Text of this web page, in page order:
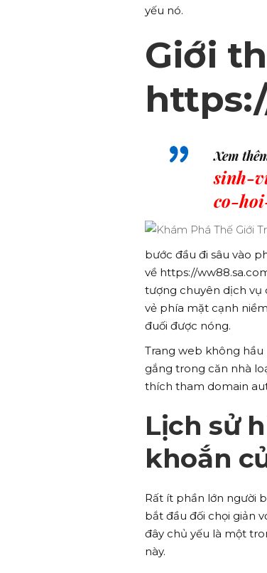
yếu nó.
Giới
Xem
sinh-
co-
bước đầu đi sâu vào
về https://
tượng chuyên dịch vụ
vẻ phía mặt cạnh
đuối được nóng.
Trang web không
gắng trong căn nhà
thích tham domain
Lịch sử
khoắn
Rất ít phần lớn người
bắt đầu đối chọi giản
đây chủ yếu là một
này.